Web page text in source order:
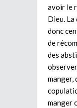
avoir le
Dieu.
donc
de
des
manger,
manger